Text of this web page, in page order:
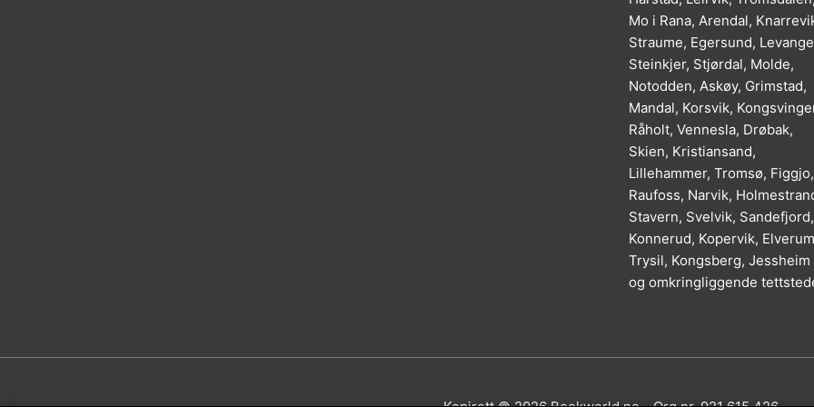
Mo i Rana, Arendal,
Straume, Egersund,
Steinkjer, Stjørdal, Molde,
Notodden, Askøy, Grimstad,
Mandal, Korsvik,
Råholt, Vennesla, Drøbak,
Skien, Kristiansand,
Lillehammer, Tromsø, Figgjo,
Raufoss, Narvik,
Stavern, Svelvik, Sandefjord,
Konnerud, Kopervik,
Trysil, Kongsberg, Jessheim
og omkringliggende